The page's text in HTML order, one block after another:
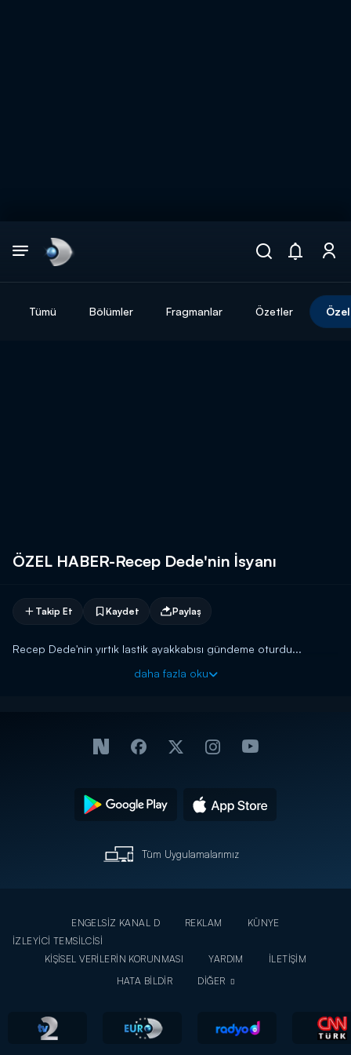
Tümü Bölümler Fragmanlar Özetler
ÖZEL HABER-Recep Dede'nin İsyanı
Takip Et Kaydet Paylaş
Recep Dede'nin yırtık lastik ayakkabısı gündeme oturdu...
daha fazla oku
Tüm Uygulamalarımız
ENGELSİZ KANAL D REKLAM
KÜNYE
İZLEYİCİ TEMSİLCİSİ
KİŞİSEL VERİLERİN KORUNMASI
YARDIM
İLETİŞİM
HATA BİLDİR
DİĞER